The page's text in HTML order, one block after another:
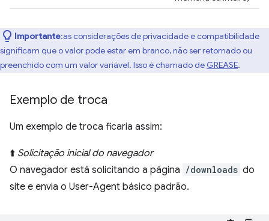
Importante:as considerações de privacidade e compatibilidade
significam que o valor pode estar em branco, não ser retornado ou
preenchido com um valor variável. Isso é chamado de GREASE.
Exemplo de troca
Um exemplo de troca ficaria assim:
⬆️ Solicitação inicial do navegador
O navegador está solicitando a página /downloads do
site e envia o User-Agent básico padrão.